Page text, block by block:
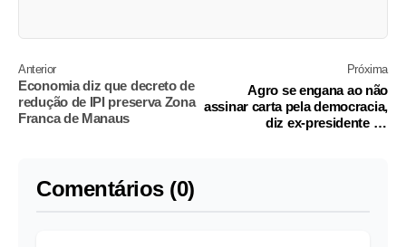
Anterior
Economia diz que decreto de
redução de IPI preserva Zona
Franca de Manaus
Próxima
Agro se engana ao não
assinar carta pela democracia,
diz ex-presidente da
Comentários (0)